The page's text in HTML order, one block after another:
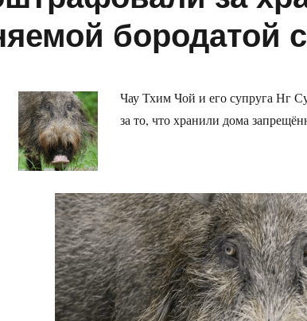
бородатой
Чау Тхим Чой и его супруга Нг
за то, что хранили дома